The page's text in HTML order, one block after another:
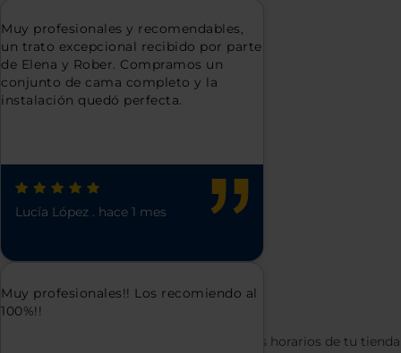
Lucía López . hace 1 mes
Muy profesionales y recomendables,
un trato excepcional recibido por parte
de Elena y Rober. Compramos un
conjunto de cama completo y la
instalación quedó perfecta.
Muy profesionales!! Los recomiendo al
100%!!
Electrohogar Serrano
Conoce tanto la dirección, el teléfono o los horarios de tu tienda